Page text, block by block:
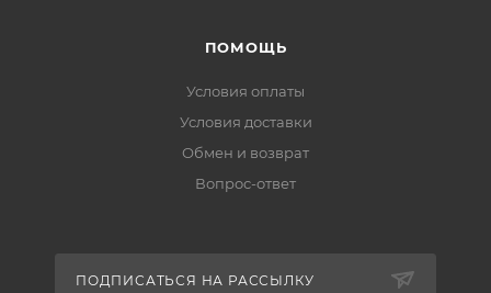
ПОМОЩЬ
Условия оплаты
Условия доставки
Обмен и возврат
Вопрос-ответ
ПОДПИСАТЬСЯ НА РАССЫЛКУ